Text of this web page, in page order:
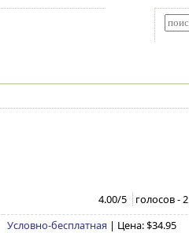
4.00/5 голосов -2
Условно-бесплатная | Цена: $34.95